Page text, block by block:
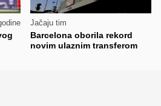
Jačaju tim
Barcelona oborila rekord
novim ulaznim transferom